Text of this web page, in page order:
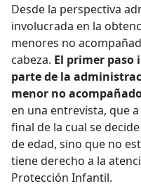
Desde la perspectiva
involucrada en la
menores no
cabeza. El primer paso
parte de la
menor no
en una entrevista, que
final de la cual se
de edad, sino que no
tiene derecho a la
Protección Infantil.